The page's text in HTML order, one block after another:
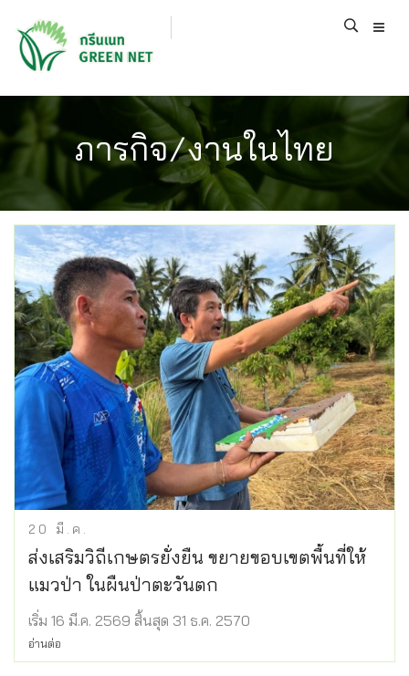
ภารกิจ/งานในไทย
20 มี.ค.
ส่งเสริมวิถีเกษตรยั่งยืน ขยายขอบเขตพื้นที่ให้
แมวป่า ในผืนป่าตะวันตก
เริ่ม 16 มี.ค. 2569 สิ้นสุด 31 ธ.ค. 2570
อ่านต่อ